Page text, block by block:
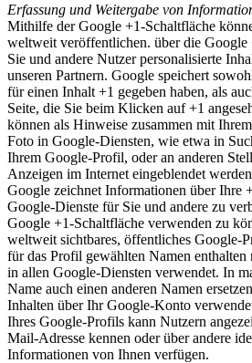
Erfassung und Weitergabe von
Mithilfe der Google +1-Schaltfläche
weltweit veröffentlichen. über die Google
Sie und andere Nutzer personalisierte
unseren Partnern. Google speichert
für einen Inhalt +1 gegeben haben, als
Seite, die Sie beim Klicken auf +1
können als Hinweise zusammen mit
Foto in Google-Diensten, wie etwa in
Ihrem Google-Profil, oder an anderen
Anzeigen im Internet eingeblendet
Google zeichnet Informationen über Ihre
Google-Dienste für Sie und andere zu
Google +1-Schaltfläche verwenden zu
weltweit sichtbares, öffentliches Google-
für das Profil gewählten Namen
in allen Google-Diensten verwendet. In
Name auch einen anderen Namen
Inhalten über Ihr Google-Konto
Ihres Google-Profils kann Nutzern
Mail-Adresse kennen oder über andere
Informationen von Ihnen verfügen.